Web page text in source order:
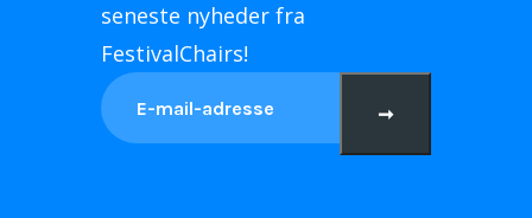
seneste nyheder fra
FestivalChairs!
➞